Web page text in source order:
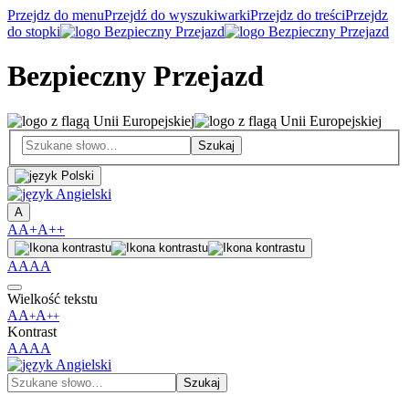
Przejdz do menuPrzejdź do wyszukiwarkiPrzejdz do treściPrzejdz
do stopki
Bezpieczny Przejazd
A
AA+A++
AAAA
Wielkość tekstu
AA+A++
Kontrast
AAAA